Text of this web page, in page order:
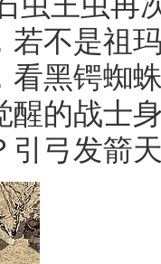
若不是祖
看黑锷蜘
醒的战
引弓发箭